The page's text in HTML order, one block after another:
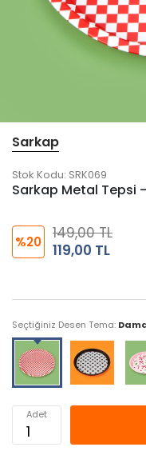
Sarkap
Stok Kodu: SRK069
Sarkap Metal Tepsi -
%20
149,00 TL
119,00 TL
Seçtiğiniz Desen Tema:
Adet